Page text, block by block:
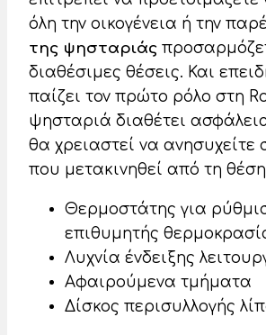
όλη την οικογένεια ή την
της ψησταριάς
διαθέσιμες θέσεις. Και
παίζει τον πρώτο ρόλο στη
ψησταριά διαθέτει
θα χρειαστεί να ανησυχείτε
που μετακινηθεί από τη
Θερμοστάτης για
επιθυμητής
Λυχνία ένδειξης
Αφαιρούμενα τμήματα
Δίσκος περισυλλογής